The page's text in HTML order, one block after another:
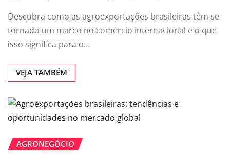
Descubra como as agroexportações brasileiras têm se
tornado um marco no comércio internacional e o que
isso significa para o…
VEJA TAMBÉM
AGRONEGÓCIO